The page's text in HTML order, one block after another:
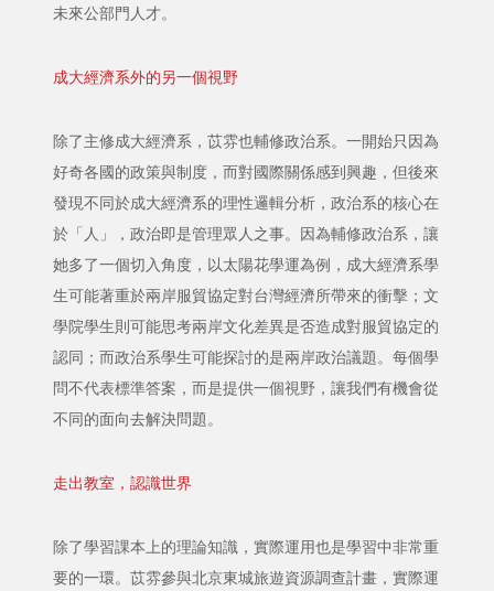
未來公部門人才。
成大經濟系外的另一個視野
除了主修成大經濟系，苡雰也輔修政治系。一開始只因為
好奇各國的政策與制度，而對國際關係感到興趣，但後來
發現不同於成大經濟系的理性邏輯分析，政治系的核心在
於「人」，政治即是管理眾人之事。因為輔修政治系，讓
她多了一個切入角度，以太陽花學運為例，成大經濟系學
生可能著重於兩岸服貿協定對台灣經濟所帶來的衝擊；文
學院學生則可能思考兩岸文化差異是否造成對服貿協定的
認同；而政治系學生可能探討的是兩岸政治議題。每個學
問不代表標準答案，而是提供一個視野，讓我們有機會從
不同的面向去解決問題。
走出教室，認識世界
除了學習課本上的理論知識，實際運用也是學習中非常重
要的一環。苡雰參與北京東城旅遊資源調查計畫，實際運